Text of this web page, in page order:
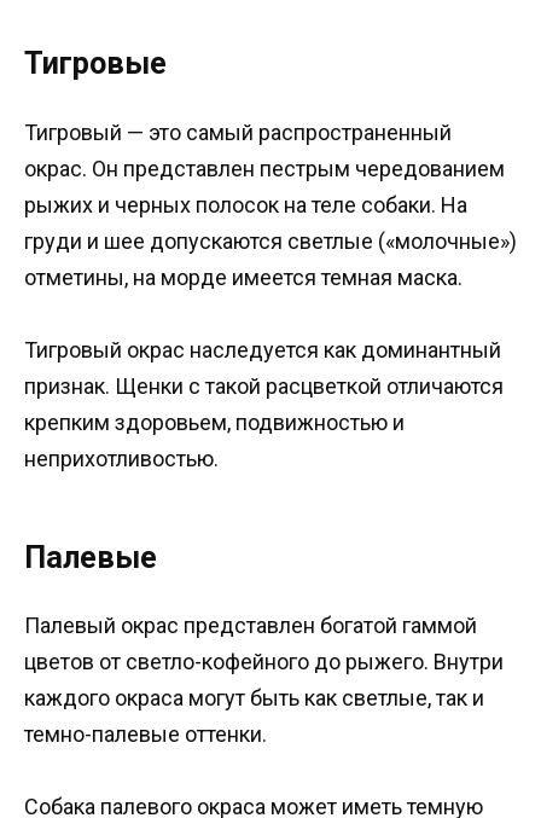
Тигровые
Тигровый — это самый распространенный
окрас. Он представлен пестрым чередованием
рыжих и черных полосок на теле собаки. На
груди и шее допускаются светлые («молочные»)
отметины, на морде имеется темная маска.
Тигровый окрас наследуется как доминантный
признак. Щенки с такой расцветкой отличаются
крепким здоровьем, подвижностью и
неприхотливостью.
Палевые
Палевый окрас представлен богатой гаммой
цветов от светло-кофейного до рыжего. Внутри
каждого окраса могут быть как светлые, так и
темно-палевые оттенки.
Собака палевого окраса может иметь темную